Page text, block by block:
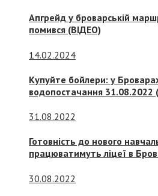
Апгрейд у броварській
помився (ВІДЕО)
14.02.2024
Купуйте бойлери: у
водопостачання 31.08.2022
31.08.2022
Готовність до нового
працюватимуть ліцеї в
30.08.2022